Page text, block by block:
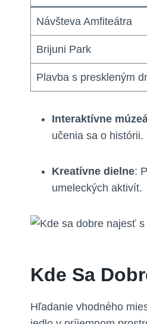
Návšteva Amfiteátra
Brijuni Park
Plavba s preskleným
Interaktívne
učenia sa o histórii.
Kreatívne dielne:
umeleckých aktivít.
Kde Sa
Hľadanie vhodného